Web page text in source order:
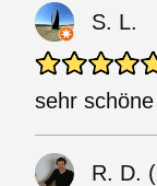
S. L.
sehr
R. D.